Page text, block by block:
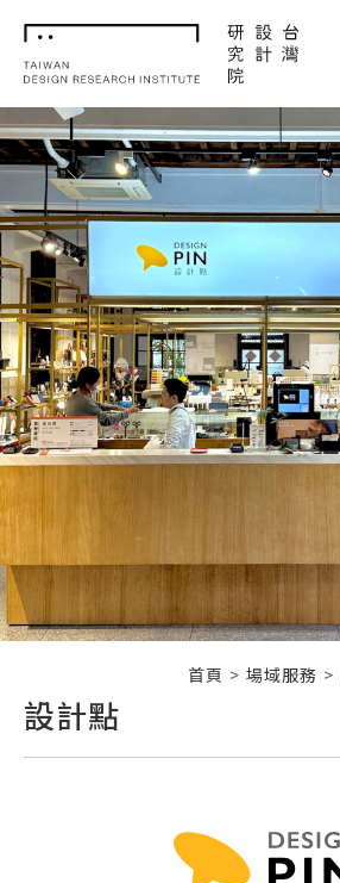
TDRI
單
首頁 場域服務
設計點